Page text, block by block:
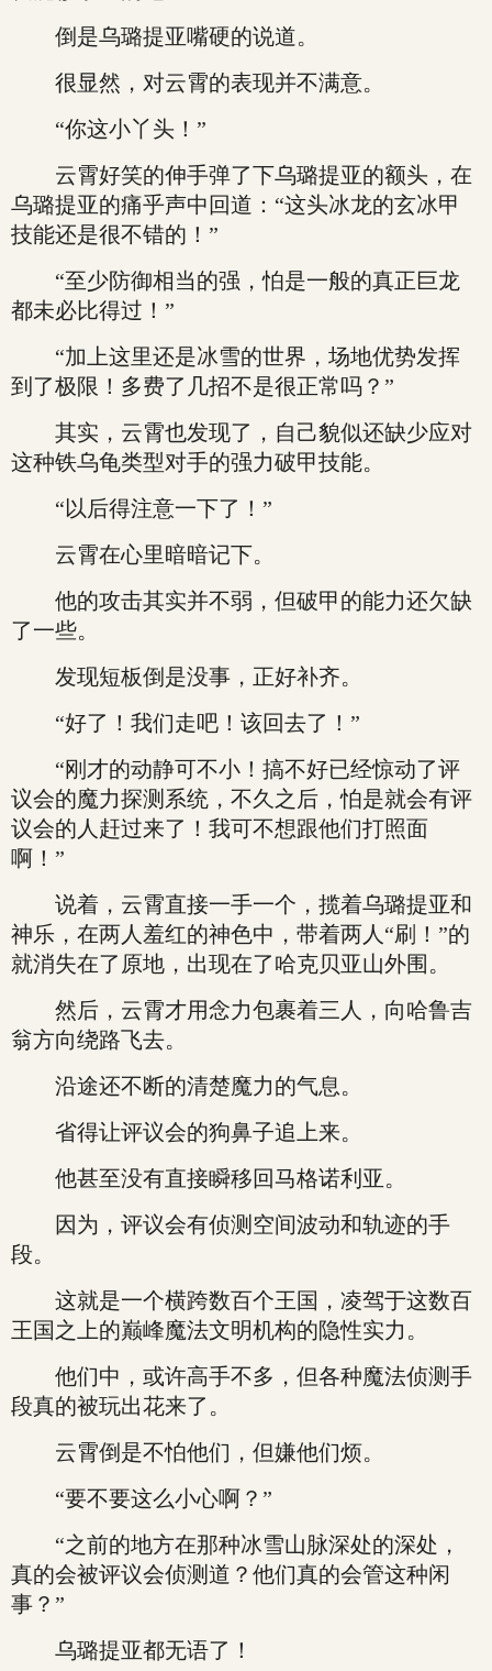
倒是乌璐提亚嘴硬的说道。
很显然，对云霄的表现并不满意。
“你这小丫头！”
云霄好笑的伸手弹了下乌璐提亚的额头，在
乌璐提亚的痛乎声中回道：“这头冰龙的玄冰甲
技能还是很不错的！”
“至少防御相当的强，怕是一般的真正巨龙
都未必比得过！”
“加上这里还是冰雪的世界，场地优势发挥
到了极限！多费了几招不是很正常吗？”
其实，云霄也发现了，自己貌似还缺少应对
这种铁乌龟类型对手的强力破甲技能。
“以后得注意一下了！”
云霄在心里暗暗记下。
他的攻击其实并不弱，但破甲的能力还欠缺
了一些。
发现短板倒是没事，正好补齐。
“好了！我们走吧！该回去了！”
“刚才的动静可不小！搞不好已经惊动了评
议会的魔力探测系统，不久之后，怕是就会有评
议会的人赶过来了！我可不想跟他们打照面
啊！”
说着，云霄直接一手一个，揽着乌璐提亚和
神乐，在两人羞红的神色中，带着两人“刷！”的
就消失在了原地，出现在了哈克贝亚山外围。
然后，云霄才用念力包裹着三人，向哈鲁吉
翁方向绕路飞去。
沿途还不断的清楚魔力的气息。
省得让评议会的狗鼻子追上来。
他甚至没有直接瞬移回马格诺利亚。
因为，评议会有侦测空间波动和轨迹的手
段。
这就是一个横跨数百个王国，凌驾于这数百
王国之上的巅峰魔法文明机构的隐性实力。
他们中，或许高手不多，但各种魔法侦测手
段真的被玩出花来了。
云霄倒是不怕他们，但嫌他们烦。
“要不要这么小心啊？”
“之前的地方在那种冰雪山脉深处的深处，
真的会被评议会侦测道？他们真的会管这种闲
事？”
乌璐提亚都无语了！